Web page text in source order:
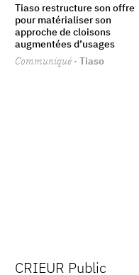
Tiaso restructure son offre
pour matérialiser son
approche de cloisons
augmentées d’usages
Communiqué · Tiaso
CRIEUR Public